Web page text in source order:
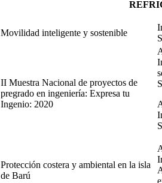
Movilidad inteligente y sostenible
II Muestra Nacional de proyectos de
pregrado en ingeniería: Expresa tu
Ingenio: 2020
Protección costera y ambiental en la isla
de Barú